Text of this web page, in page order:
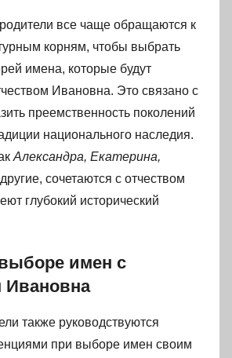
все чаще обращаются к
корням, чтобы выбрать
имена, которые будут
Ивановна. Это связано с
преемственность поколений
национального наследия.
Александра, Екатерина,
сочетаются с отчеством
глубокий исторический
имен с
Ивановна
также руководствуются
при выборе имен своим